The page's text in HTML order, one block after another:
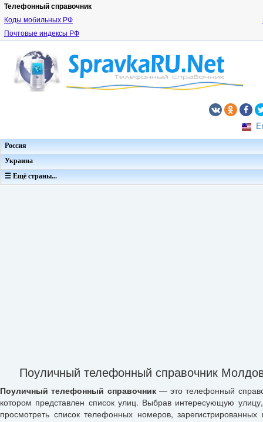
Телефонный справочник
Коды мобильных РФ
Почтовые индексы РФ
Россия
Украина
☰ Ещё страны...
Поуличный телефонный справочник
Поуличный телефонный справочник— это телефонный
котором представлен список улиц. Выбрав интересующую
просмотреть список телефонных номеров,